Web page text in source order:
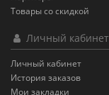
Товары со скидкой
Личный кабинет
Личный кабинет
История заказов
Мои закладки